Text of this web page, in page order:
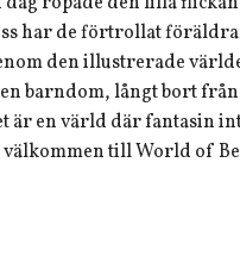
har de förtrollat
den illustrerade
barndom, långt bort
är en värld där fantasin
välkommen till World of